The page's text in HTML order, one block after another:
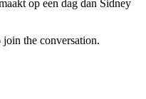
op een dag dan Sidney
the conversation.